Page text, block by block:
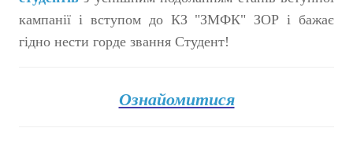
кампанії і вступом до КЗ "ЗМФК" ЗОР і бажає
гідно нести горде звання Студент!
Ознайомитися